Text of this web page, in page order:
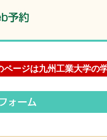
ページは九州工業大学の